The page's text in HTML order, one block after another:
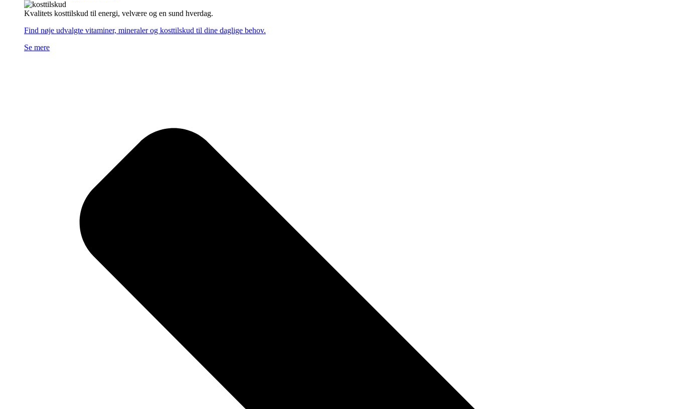
Kvalitets kosttilskud til energi, velvære og en sund hverdag.
Find nøje udvalgte vitaminer, mineraler og kosttilskud til dine daglige behov.
Se mere